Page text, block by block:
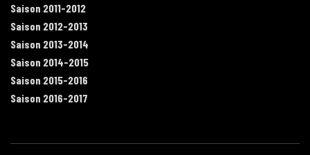
Saison 2011-2012
Saison 2012-2013
Saison 2013-2014
Saison 2014-2015
Saison 2015-2016
Saison 2016-2017